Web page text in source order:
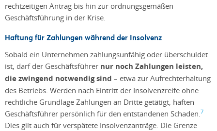
rechtzeitigen Antrag bis hin zur ordnungsgemäßen
Geschäftsführung in der Krise.
Haftung für Zahlungen während der Insolvenz
Sobald ein Unternehmen zahlungsunfähig oder überschuldet
ist, darf der Geschäftsführer nur noch Zahlungen leisten,
die zwingend notwendig sind – etwa zur Aufrechterhaltung
des Betriebs. Werden nach Eintritt der Insolvenzreife ohne
rechtliche Grundlage Zahlungen an Dritte getätigt, haften
Geschäftsführer persönlich für den entstandenen Schaden. 7
Dies gilt auch für verspätete Insolvenzanträge. Die Grenze